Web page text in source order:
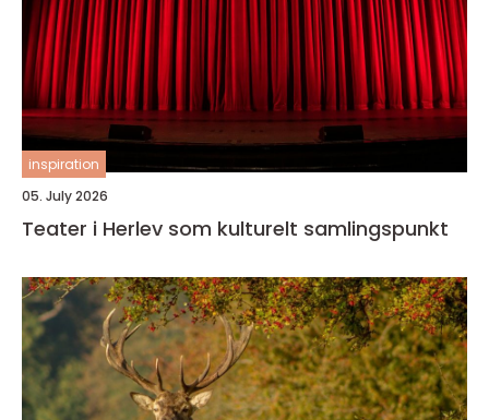
inspiration
05. July 2026
Teater i Herlev som kulturelt samlingspunkt